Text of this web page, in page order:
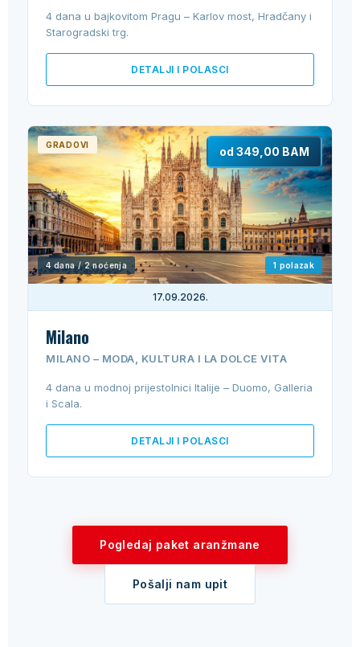
4 dana u bajkovitom Pragu – Karlov most, Hradčany i
Starogradski trg.
DETALJI I POLASCI
GRADOVI od 349,00 BAM
4 dana / 2 noćenja 1 polazak
17.09.2026.
Milano
MILANO – MODA, KULTURA I LA DOLCE VITA
4 dana u modnoj prijestolnici Italije – Duomo, Galleria
i Scala.
DETALJI I POLASCI
Pogledaj paket aranžmane
Pošalji nam upit